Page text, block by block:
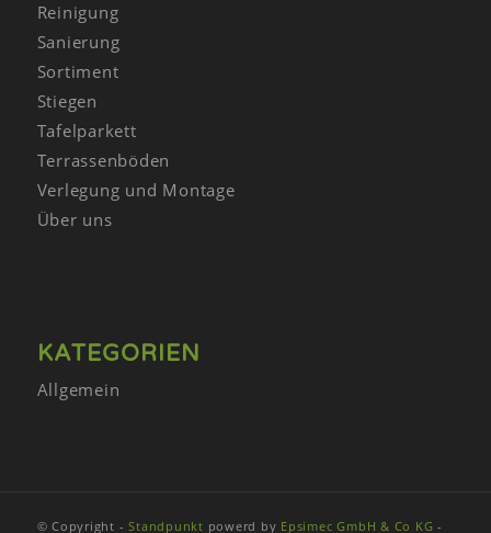
Reinigung
Sanierung
Sortiment
Stiegen
Tafelparkett
Terrassenböden
Verlegung und Montage
Über uns
KATEGORIEN
Allgemein
© Copyright -Standpunkt powerd by Epsimec GmbH & Co KG -